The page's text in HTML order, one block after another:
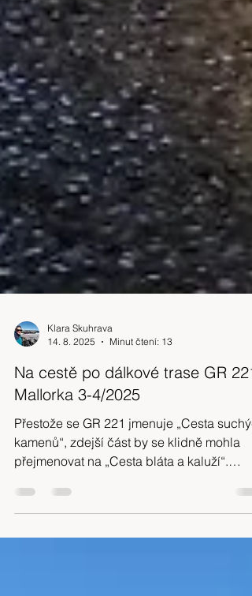
14. 8. 2025
Minut čtení: 13
Na cestě po dálkové trase GR 221,
Mallorka 3-4/2025
Přestože se GR 221 jmenuje „Cesta
kamenů“, zdejší část by se klidně mohla
přejmenovat na „Cesta bláta a kaluží“.
Marně kličkujeme po mokré stezce.